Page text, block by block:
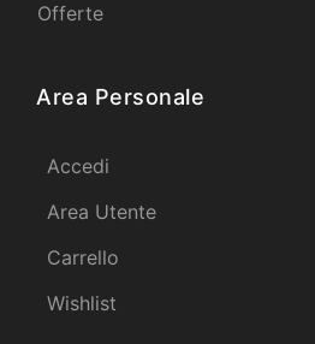
Offerte
Area Personale
Accedi
Area Utente
Carrello
Wishlist